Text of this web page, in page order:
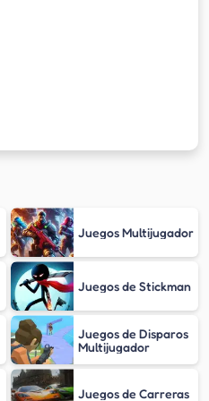
Juegos Multijugador
Juegos de Stickman
Juegos de Disparos
Multijugador
Juegos de Carreras